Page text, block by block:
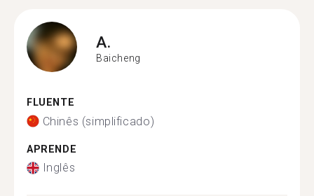
A.
Baicheng
FLUENTE
Chinês (simplificado)
APRENDE
Inglês